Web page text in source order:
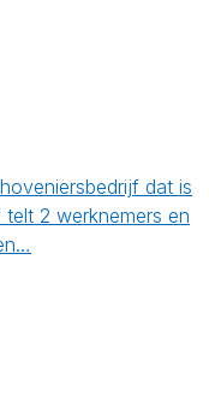
dat is
2 werknemers en